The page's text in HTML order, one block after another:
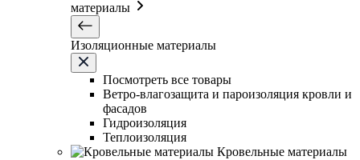
материалы
Изоляционные материалы
Посмотреть все товары
Ветро-влагозащита и пароизоляция кровли и
фасадов
Гидроизоляция
Теплоизоляция
Кровельные материалы